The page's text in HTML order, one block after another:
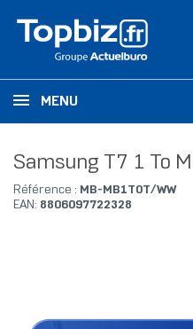
MENU
Samsung T7 1 To
Référence : MB-MB1T0T/WW
EAN: 8806097722328